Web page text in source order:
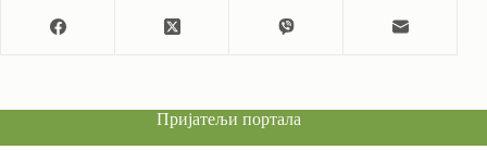
Пријатељи портала